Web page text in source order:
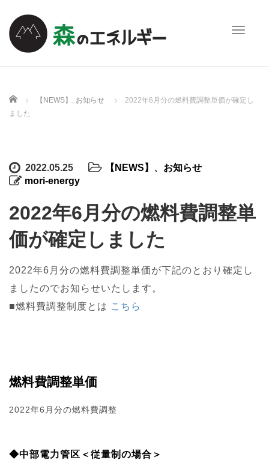
T
e
i
o
ホーム 【NEWS】 , お知らせ
2022年6月分の燃料費調整単価が確定し
ました
2022.05.25 【NEWS】 、 お知らせ
mori-energy
2022年6月分の燃料費調整単
価が確定しました
2022年6月分の燃料費調整単価が下記のとおり確定し
ましたのでお知らせいたします。
■燃料費調整制度とは こち ら
燃料費調整単価
2022年6月分の燃料費調整
◆中部電力管区＜従量制の場合＞